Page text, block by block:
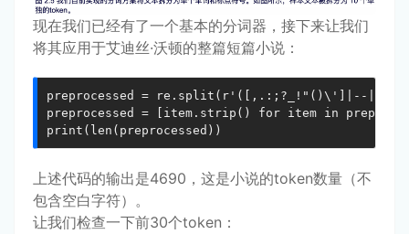
现在我们已经有了一个基本的分词器，接下来让我们
将其应用于艾迪丝·沃顿的整篇短篇小说：
preprocessed = re.split(r'([,.:;?_!"()\']|--|\s)',
preprocessed = [item.strip() for item in
print(len(preprocessed))
上述代码的输出是4690，这是小说的token数量（不
包含空白字符）。
让我们检查一下前30个token：